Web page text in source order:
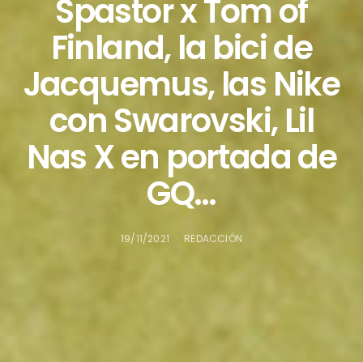
Spastor x Tom of
Finland, la bici de
Jacquemus, las Nike
con Swarovski, Lil
Nas X en portada de
GQ…
19/11/2021 REDACCIÓN